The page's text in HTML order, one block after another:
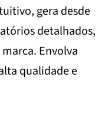
gera desde
detalhados,
Envolva
qualidade e